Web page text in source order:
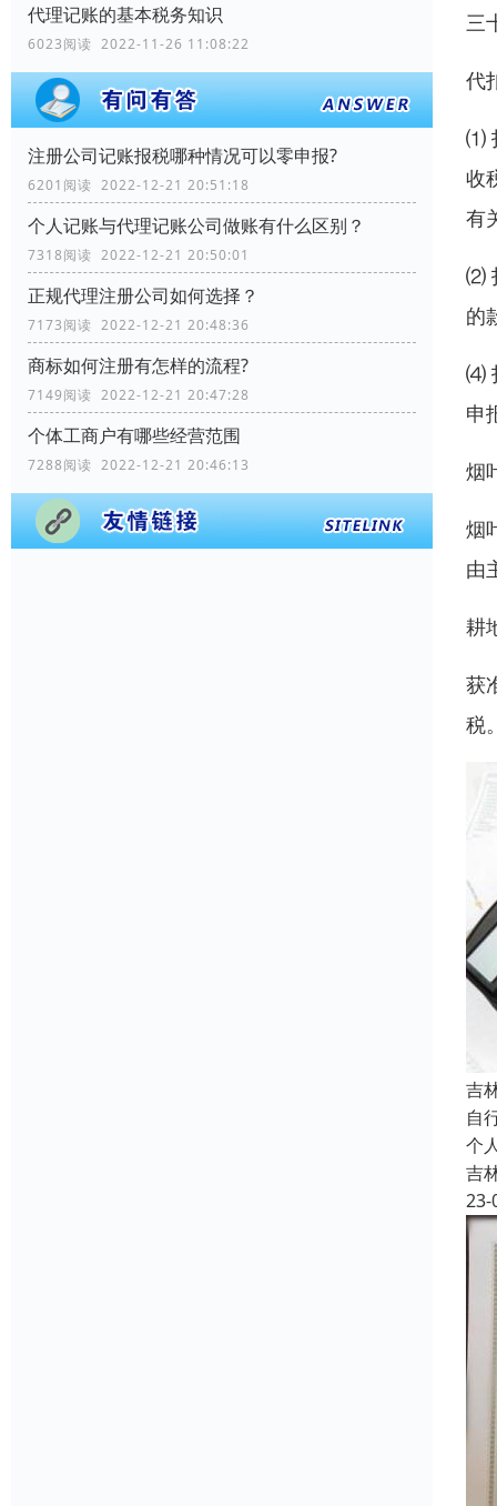
代理记账的基本税务知识
6023阅读 2022-11-26 11:08:22
注册公司记账报税哪种情况可以零申报?
6201阅读 2022-12-21 20:51:18
个人记账与代理记账公司做账有什么区别？
7318阅读 2022-12-21 20:50:01
正规代理注册公司如何选择？
7173阅读 2022-12-21 20:48:36
商标如何注册有怎样的流程?
7149阅读 2022-12-21 20:47:28
个体工商户有哪些经营范围
7288阅读 2022-12-21 20:46:13
三
代
⑴
收
有
⑵
的
⑷
申
烟
烟
由
耕
获
税
吉
自
个
吉
23-